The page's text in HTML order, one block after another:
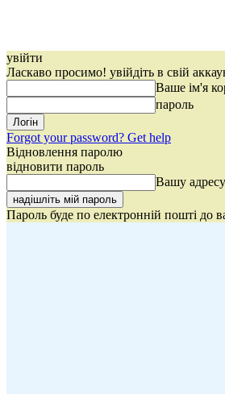
увійти
Ласкаво просимо! увійдіть в свій
Ваше ім'я
пароль
Forgot your password? Get help
Відновлення паролю
відновити пароль
Вашу
Пароль буде по електронній пошті до